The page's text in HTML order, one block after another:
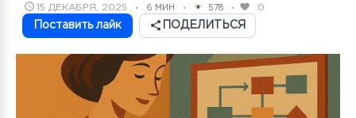
POSTED
ON
15 ДЕКАБРЯ, 2025 • 6 МИН • 578 • 0
Поставить лайк ПОДЕЛИТЬСЯ